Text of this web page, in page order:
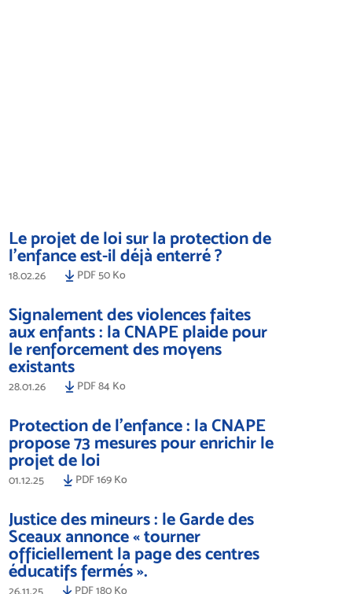
Le projet de loi sur la protection de
l’enfance est-il déjà enterré ?
18.02.26 PDF 50 Ko
Signalement des violences faites
aux enfants : la CNAPE plaide pour
le renforcement des moyens
existants
28.01.26 PDF 84 Ko
Protection de l’enfance : la CNAPE
propose 73 mesures pour enrichir le
projet de loi
01.12.25 PDF 169 Ko
Justice des mineurs : le Garde des
Sceaux annonce « tourner
officiellement la page des centres
éducatifs fermés ».
26.11.25 PDF 180 Ko